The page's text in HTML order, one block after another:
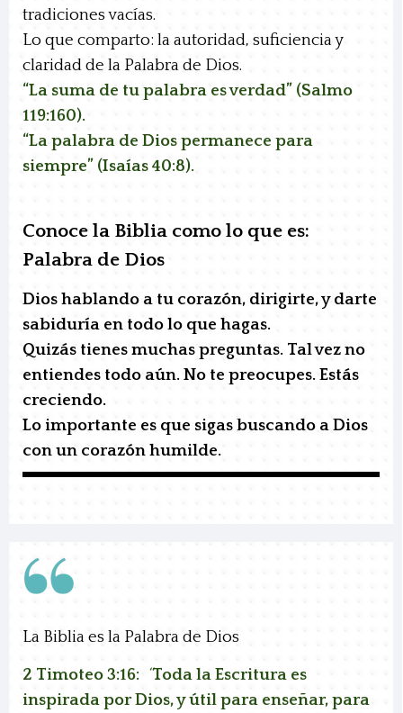
tradiciones vacías.
Lo que comparto: la autoridad, suficiencia y
claridad de la Palabra de Dios.
“La suma de tu palabra es verdad” (Salmo
119:160).
“La palabra de Dios permanece para
siempre” (Isaías 40:8).
Conoce la Biblia como lo que es:
Palabra de Dios
Dios hablando a tu corazón, dirigirte, y darte
sabiduría en todo lo que hagas.
Quizás tienes muchas preguntas. Tal vez no
entiendes todo aún. No te preocupes. Estás
creciendo.
Lo importante es que sigas buscando a Dios
con un corazón humilde.
La Biblia es la Palabra de Dios
2 Timoteo 3:16: “Toda la Escritura es
inspirada por Dios, y útil para enseñar, para